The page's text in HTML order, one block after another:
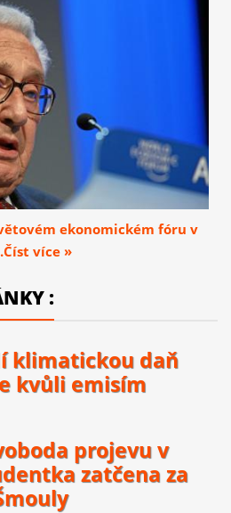
ekonomickém fóru v
více »
:
klimatickou daň
kvůli emisím
projevu v
zatčena za